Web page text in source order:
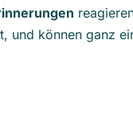
und können ganz